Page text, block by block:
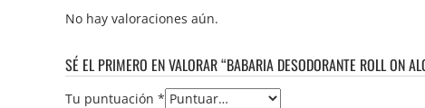
No hay valoraciones aún.
SÉ EL PRIMERO EN VALORAR “BABARIA DESODORANTE ROLL ON
Tu puntuación *